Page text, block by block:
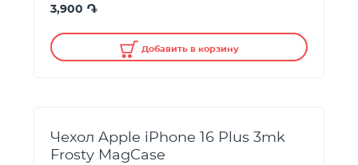
3,900 ֏
Добавить в корзину
Чехол Apple iPhone 16 Plus 3mk
Frosty MagCase